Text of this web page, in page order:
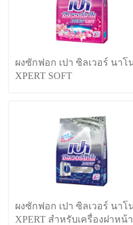
ผงซักฟอก เปา ซิลเวอร์ นาโ
XPERT SOFT
ผงซักฟอก เปา ซิลเวอร์ นาโ
XPERT สำหรับเครื่องฝาหน้า